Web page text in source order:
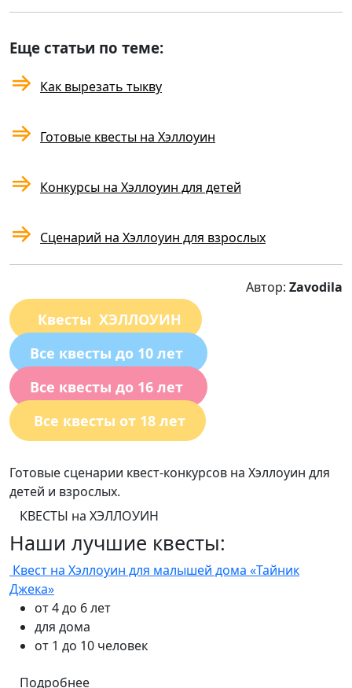
Еще статьи по теме:
⇒ Как вырезать тыкву
⇒ Готовые квесты на Хэллоуин
⇒ Конкурсы на Хэллоуин для детей
⇒ Сценарий на Хэллоуин для взрослых
Автор: Zavodila
Квесты ХЭЛЛОУИН
Все квесты до 10 лет
Все квесты до 16 лет
Все квесты от 18 лет
Готовые сценарии квест-конкурсов на Хэллоуин для
детей и взрослых.
КВЕСТЫ на ХЭЛЛОУИН
Наши лучшие квесты:
Квест на Хэллоуин для малышей дома «Тайник
Джека»
от 4 до 6 лет
для дома
от 1 до 10 человек
Подробнее